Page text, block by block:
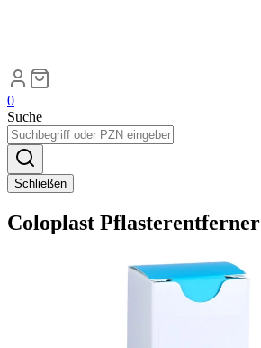
0
Suche
Schließen
Coloplast